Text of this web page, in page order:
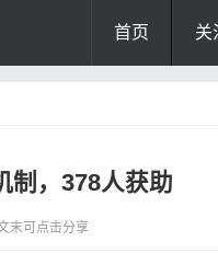
首页 关
制，378人获助
末可点击分享